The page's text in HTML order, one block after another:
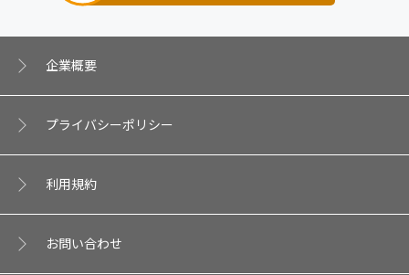
企業概要
プライバシーポリシー
利⽤規約
お問い合わせ